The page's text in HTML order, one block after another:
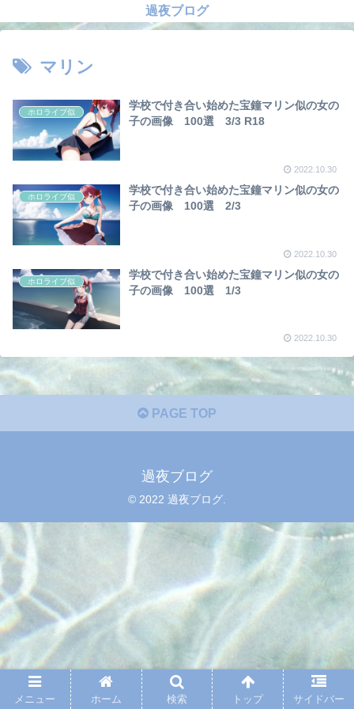
過夜ブログ
マリン
ホロライブ似
学校で付き合い始めた宝鐘マリン似の女の
子の画像 100選 3/3 R18
2022.10.30
ホロライブ似
学校で付き合い始めた宝鐘マリン似の女の
子の画像 100選 2/3
2022.10.30
ホロライブ似
学校で付き合い始めた宝鐘マリン似の女の
子の画像 100選 1/3
2022.10.30
PAGE TOP
過夜ブログ
© 2022 過夜ブログ.
メニュー ホーム 検索 トップ サイドバー